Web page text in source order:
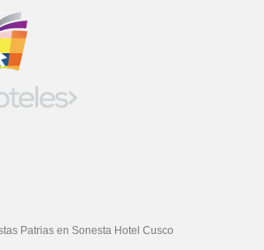
Patrias en Sonesta Hotel Cusco